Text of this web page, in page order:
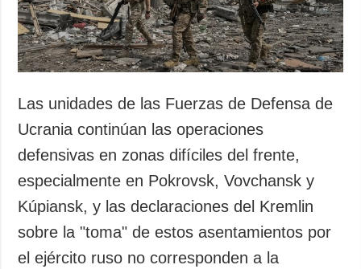
Las unidades de las Fuerzas de Defensa de
Ucrania continúan las operaciones
defensivas en zonas difíciles del frente,
especialmente en Pokrovsk, Vovchansk y
Kúpiansk, y las declaraciones del Kremlin
sobre la "toma" de estos asentamientos por
el ejército ruso no corresponden a la